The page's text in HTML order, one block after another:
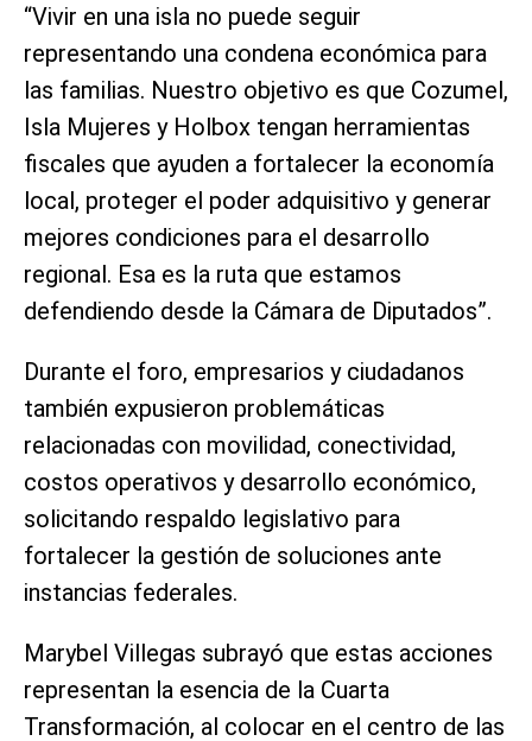
“Vivir en una isla no puede seguir
representando una condena económica para
las familias. Nuestro objetivo es que Cozumel,
Isla Mujeres y Holbox tengan herramientas
fiscales que ayuden a fortalecer la economía
local, proteger el poder adquisitivo y generar
mejores condiciones para el desarrollo
regional. Esa es la ruta que estamos
defendiendo desde la Cámara de Diputados”.
Durante el foro, empresarios y ciudadanos
también expusieron problemáticas
relacionadas con movilidad, conectividad,
costos operativos y desarrollo económico,
solicitando respaldo legislativo para
fortalecer la gestión de soluciones ante
instancias federales.
Marybel Villegas subrayó que estas acciones
representan la esencia de la Cuarta
Transformación, al colocar en el centro de las